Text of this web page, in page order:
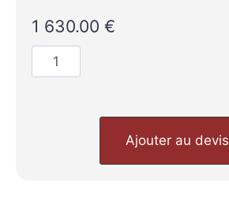
1 630.00 €
Ajouter au devis